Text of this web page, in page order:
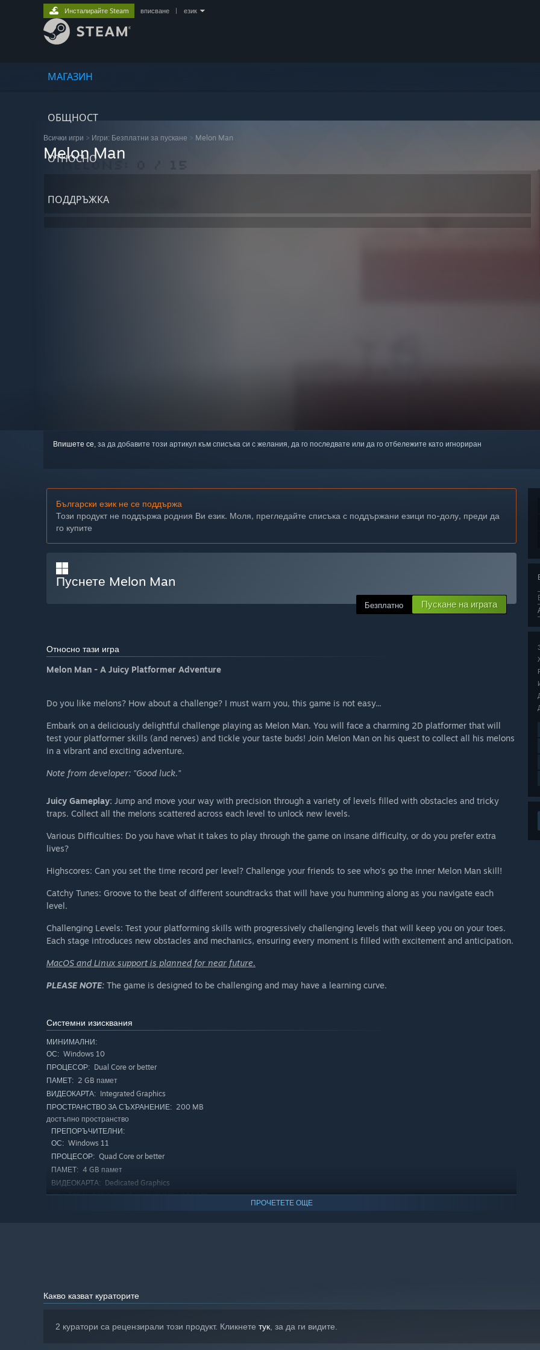
МАГАЗИН
ОБЩНОСТ
ОТНОСНО
ПОДДРЪЖКА
Инсталирайте Steam вписване език
Всички игри > Игри: Безплатни за пускане > Melon Man
Melon Man
Впишете се, за да добавите този артикул към списъка си с желания, да го последвате или да го отбележите като игнориран
Български език не се поддържа
Този продукт не поддържа родния Ви език. Моля, прегледайте списъка с поддържани езици по-долу, преди да
го купите
Пуснете Melon Man
Безплатно Пускане на играта
Относно тази игра
Melon Man - A Juicy Platformer Adventure
Do you like melons? How about a challenge? I must warn you, this game is not easy...
Embark on a deliciously delightful challenge playing as Melon Man. You will face a charming 2D platformer that will
test your platformer skills (and nerves) and tickle your taste buds! Join Melon Man on his quest to collect all his melons
in a vibrant and exciting adventure.
Note from developer: "Good luck."
Juicy Gameplay: Jump and move your way with precision through a variety of levels filled with obstacles and tricky
traps. Collect all the melons scattered across each level to unlock new levels.
Various Difficulties: Do you have what it takes to play through the game on insane difficulty, or do you prefer extra
lives?
Highscores: Can you set the time record per level? Challenge your friends to see who's go the inner Melon Man skill!
Catchy Tunes: Groove to the beat of different soundtracks that will have you humming along as you navigate each
level.
Challenging Levels: Test your platforming skills with progressively challenging levels that will keep you on your toes.
Each stage introduces new obstacles and mechanics, ensuring every moment is filled with excitement and anticipation.
MacOS and Linux support is planned for near future.
PLEASE NOTE: The game is designed to be challenging and may have a learning curve.
Системни изисквания
МИНИМАЛНИ:
ОС: Windows 10
ПРОЦЕСОР: Dual Core or better
ПАМЕТ: 2 GB памет
ВИДЕОКАРТА: Integrated Graphics
ПРОСТРАНСТВО ЗА СЪХРАНЕНИЕ: 200 MB
достъпно пространство
ПРЕПОРЪЧИТЕЛНИ:
ОС: Windows 11
ПРОЦЕСОР: Quad Core or better
ПАМЕТ: 4 GB памет
ВИДЕОКАРТА: Dedicated Graphics
ПРОСТРАНСТВО ЗА СЪХРАНЕНИЕ: 200 MB
ПРОЧЕТЕТЕ ОЩЕ
Какво казват кураторите
2 куратори са рецензирали този продукт. Кликнете тук, за да ги видите.